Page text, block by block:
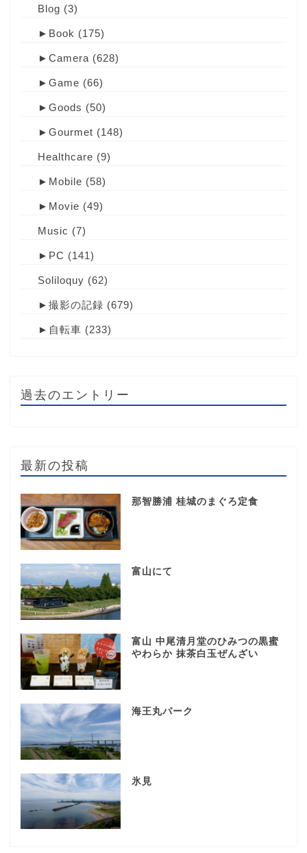
Blog (3)
► Book (175)
► Camera (628)
► Game (66)
► Goods (50)
► Gourmet (148)
Healthcare (9)
► Mobile (58)
► Movie (49)
Music (7)
► PC (141)
Soliloquy (62)
► 撮影の記録 (679)
► 自転車 (233)
過去のエントリー
最新の投稿
那智勝浦 桂城のまぐろ定食
富山にて
富山 中尾清月堂のひみつの黒蜜
やわらか 抹茶白玉ぜんざい
海王丸パーク
氷見